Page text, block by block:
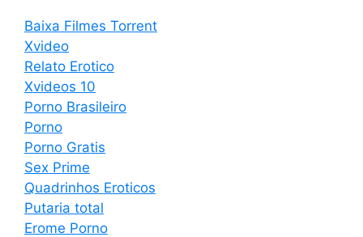
Baixa Filmes Torrent
Xvideo
Relato Erotico
Xvideos 10
Porno Brasileiro
Porno
Porno Gratis
Sex Prime
Quadrinhos Eroticos
Putaria total
Erome Porno